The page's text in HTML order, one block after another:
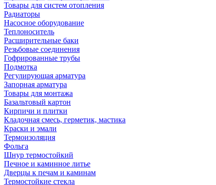
Товары для систем отопления
Радиаторы
Насосное оборудование
Теплоноситель
Расширительные баки
Резьбовые соединения
Гофрированные трубы
Подмотка
Регулирующая арматура
Запорная арматура
Товары для монтажа
Базальтовый картон
Кирпичи и плитки
Кладочная смесь, герметик, мастика
Краски и эмали
Термоизоляция
Фольга
Шнур термостойкий
Печное и каминное литье
Дверцы к печам и каминам
Термостойкие стекла